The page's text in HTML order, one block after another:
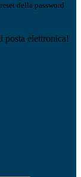
della password
posta elettronica!